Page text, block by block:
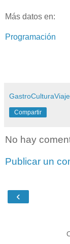
Más datos en:
Programación
Compartir
No hay
Publicar un
‹